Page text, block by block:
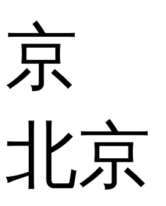
京
北京